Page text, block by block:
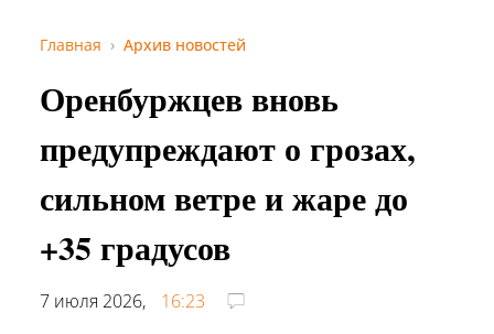
Главная Архив новостей
Оренбуржцев вновь
предупреждают о грозах,
сильном ветре и жаре до
+35 градусов
7 июля 2026,
16:23